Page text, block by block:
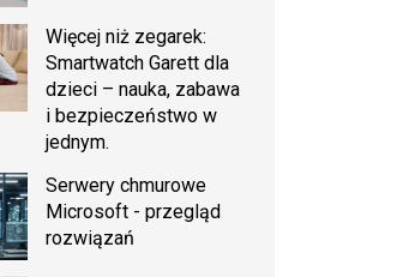
Więcej niż zegarek:
Smartwatch Garett dla
dzieci – nauka, zabawa
i bezpieczeństwo w
jednym.
Serwery chmurowe
Microsoft - przegląd
rozwiązań